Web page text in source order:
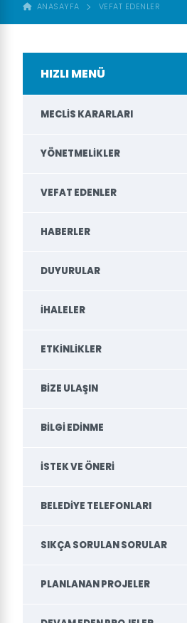
ANASAYFA VEFAT EDENLER
HIZLI MENÜ
MECLIS KARARLARI
YÖNETMELIKLER
VEFAT EDENLER
HABERLER
DUYURULAR
İHALELER
ETKINLIKLER
BIZE ULAŞIN
BILGI EDINME
İSTEK VE ÖNERI
BELEDİYE TELEFONLARI
SIKÇA SORULAN SORULAR
PLANLANAN PROJELER